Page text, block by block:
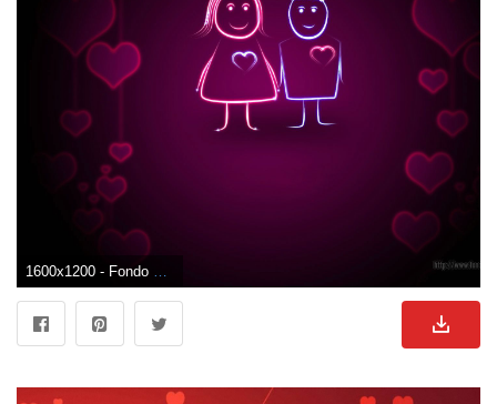
1600x1200 - Fondo de pantalla de 1600x1200. Fondo de pantalla de enamorados.